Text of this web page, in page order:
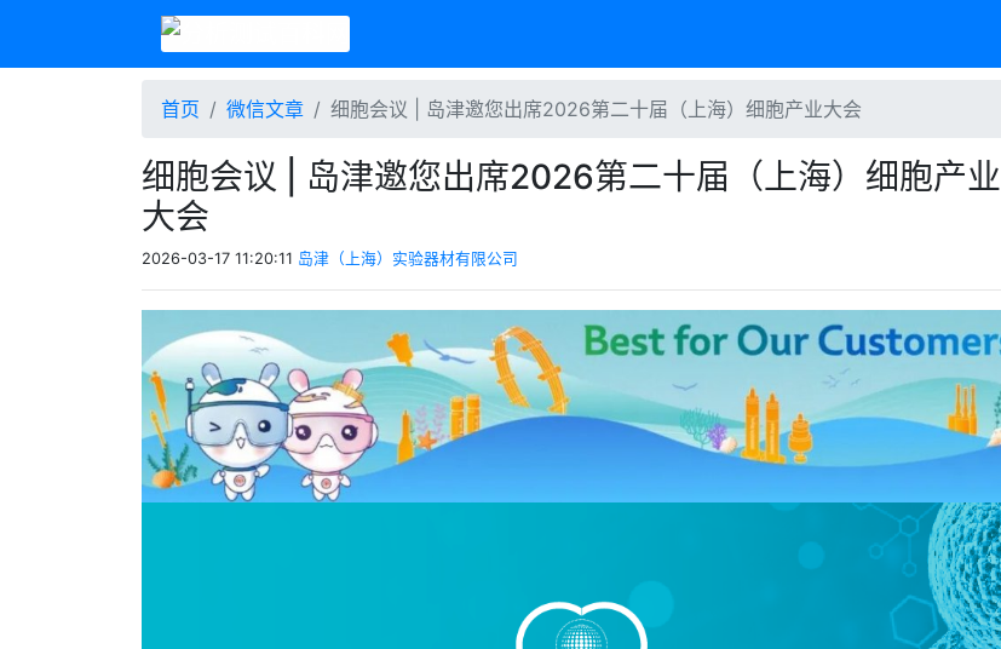
首页 微信文章 细胞会议 | 岛津邀您出席2026第二十届（上海）细胞产业大会
细胞会议 | 岛津邀您出席2026第二十届（上海）细胞产业
大会
2026-03-17 11:20:11 岛津（上海）实验器材有限公司